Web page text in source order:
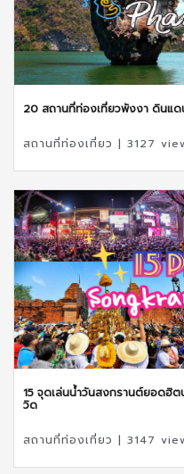
20 สถานที่ท่องเที่ยวพังงา ดินแด
สถานที่ท่องเที่ยว | 3127
15 จุดเล่นน้ำวันสงกรานต์ยอดฮิต
วิด
สถานที่ท่องเที่ยว | 3147